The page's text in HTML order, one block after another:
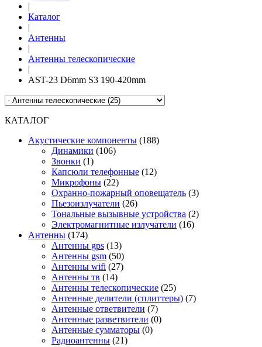
|
Каталог
|
Антенны
|
Антенны телескопические
|
AST-23 D6mm S3 190-420mm
КАТАЛОГ
Акустические компоненты (188)
Динамики (106)
Звонки (1)
Капсюли телефонные (12)
Микрофоны (22)
Охранно-пожарный оповещатель (3)
Пьезоизлучатели (26)
Тональные вызывные устройства (2)
Электромагнитные излучатели (16)
Антенны (174)
Антенны gps (13)
Антенны gsm (50)
Антенны wifi (27)
Антенны тв (14)
Антенны телескопические (25)
Антенные делители (сплиттеры) (7)
Антенные ответвители (7)
Антенные разветвители (0)
Антенные сумматоры (0)
Радиоантенны (21)